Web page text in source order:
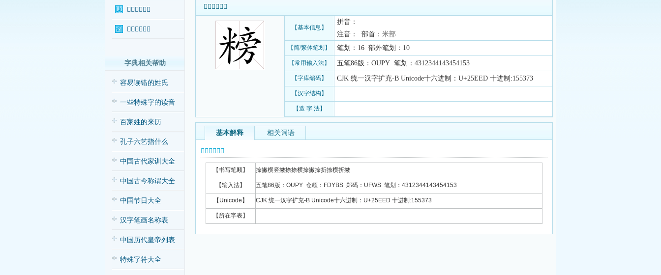
𥻭字康熙字典
𥻭字相关词语
字典相关帮助
容易读错的姓氏
一些特殊字的读音
百家姓的来历
孔子六艺指什么
中国古代家训大全
中国古今称谓大全
中国节日大全
汉字笔画名称表
中国历代皇帝列表
特殊字符大全
𥻭字基本信息
【基本信息】
拼音：
注音： 部首： 米部
【简/繁体笔划】 笔划：16 部外笔划：10
【常用输入法】 五笔86版：OUPY 笔划：4312344143454153
【字库编码】 CJK 统一汉字扩充-B Unicode十六进制：U+25EED 十进制:155373
【汉字结构】
【造 字 法】
基本解释 相关词语
𥻭字基本信息
【书写笔顺】 捺撇横竖撇捺捺横捺撇捺折捺横折撇
【输入法】 五笔86版：OUPY 仓颉：FDYBS 郑码：UFWS 笔划：4312344143454153
【Unicode】 CJK 统一汉字扩充-B Unicode十六进制：U+25EED 十进制:155373
【所在字表】